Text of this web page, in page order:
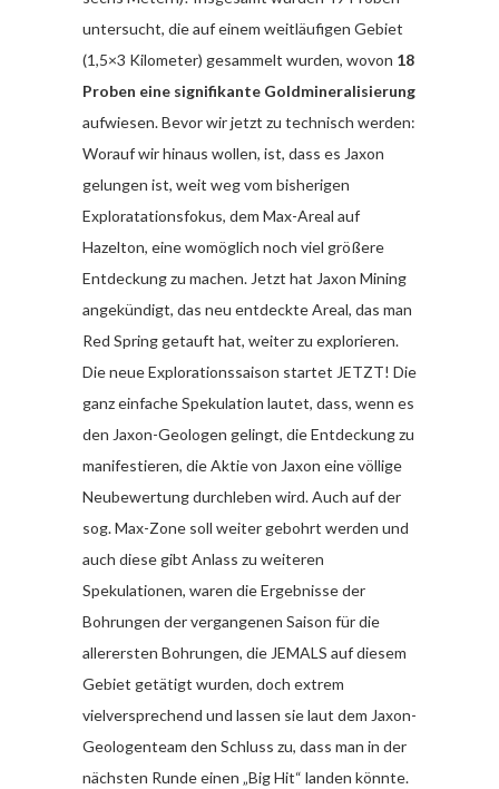
untersucht, die auf einem weitläufigen Gebiet
(1,5×3 Kilometer) gesammelt wurden, wovon 18
Proben eine signifikante Goldmineralisierung
aufwiesen. Bevor wir jetzt zu technisch werden:
Worauf wir hinaus wollen, ist, dass es Jaxon
gelungen ist, weit weg vom bisherigen
Exploratationsfokus, dem Max-Areal auf
Hazelton, eine womöglich noch viel größere
Entdeckung zu machen. Jetzt hat Jaxon Mining
angekündigt, das neu entdeckte Areal, das man
Red Spring getauft hat, weiter zu explorieren.
Die neue Explorationssaison startet JETZT! Die
ganz einfache Spekulation lautet, dass, wenn es
den Jaxon-Geologen gelingt, die Entdeckung zu
manifestieren, die Aktie von Jaxon eine völlige
Neubewertung durchleben wird. Auch auf der
sog. Max-Zone soll weiter gebohrt werden und
auch diese gibt Anlass zu weiteren
Spekulationen, waren die Ergebnisse der
Bohrungen der vergangenen Saison für die
allerersten Bohrungen, die JEMALS auf diesem
Gebiet getätigt wurden, doch extrem
vielversprechend und lassen sie laut dem Jaxon-
Geologenteam den Schluss zu, dass man in der
nächsten Runde einen „Big Hit“ landen könnte.